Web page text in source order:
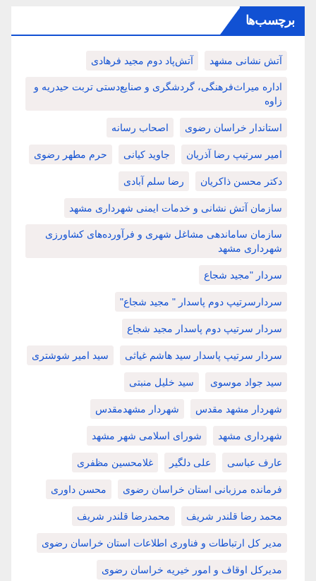
برچسب‌ها
آتش نشانی مشهد آتش‌پاد دوم مجید فرهادی
اداره میراث‌فرهنگی، گردشگری و صنایع‌دستی تربت حیدریه و
زاوه
استاندار خراسان رضوی اصحاب رسانه
امیر سرتیپ رضا آذریان جاوید کیانی حرم مطهر رضوی
دکتر محسن ذاکریان رضا سلم آبادی
سازمان آتش نشانی و خدمات ایمنی شهرداری مشهد
سازمان ساماندهی مشاغل شهری و فرآورده‌های کشاورزی
شهرداری مشهد
سردار "مجید شجاع
سردارسرتیپ دوم پاسدار " مجید شجاع"
سردار سرتیپ دوم پاسدار مجید شجاع
سردار سرتیپ پاسدار سید هاشم غیاثی سید امیر شوشتری
سید جواد موسوی سید خلیل منبتی
شهردار مشهد مقدس شهردار مشهدمقدس
شهرداری مشهد شورای اسلامی شهر مشهد
عارف عباسی علی دلگیر غلامحسین مظفری
فرمانده مرزبانی استان خراسان رضوی محسن داوری
محمد رضا قلندر شریف محمدرضا قلندر شریف
مدیر کل ارتباطات و فناوری اطلاعات استان خراسان رضوی
مدیرکل اوقاف و امور خیریه خراسان رضوی